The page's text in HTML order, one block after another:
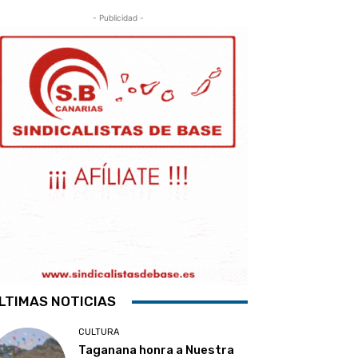
- Publicidad -
NOTICIAS
CULTURA
Taganana honra a Nuestra